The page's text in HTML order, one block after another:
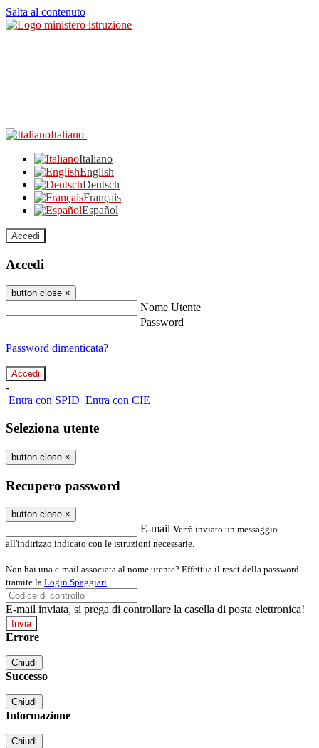
Salta al contenuto
Italiano
Italiano
English
Deutsch
Français
Español
Accedi
Accedi
button close ×
Nome Utente
Password
Password dimenticata?
-
Entra con SPID Entra con CIE
Seleziona utente
button close ×
Recupero password
button close ×
E-mail Verrà inviato un messaggio
all'indirizzo indicato con le istruzioni necessarie.
Non hai una e-mail associata al nome utente? Effettua il reset della password
tramite la Login Spaggiari
E-mail inviata, si prega di controllare la casella di posta elettronica!
Errore
Chiudi
Successo
Chiudi
Informazione
Chiudi